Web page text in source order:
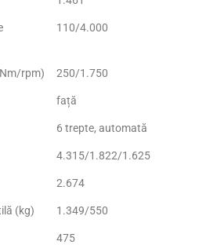
110/4.000
rpm) 250/1.750
față
6 trepte, automată
4.315/1.822/1.625
2.674
(kg) 1.349/550
475